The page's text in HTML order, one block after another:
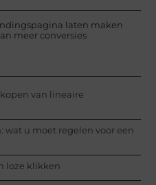
laten maken
meer conversies
van lineaire
wat u moet regelen voor een
loze klikken